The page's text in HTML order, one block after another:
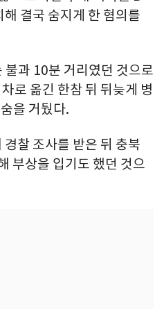
결국 숨지게 한 혐의를
과 10분 거리였던 것으로
로 옮긴 한참 뒤 뒤늦게 병
을 거뒀다.
찰 조사를 받은 뒤 충북
부상을 입기도 했던 것으